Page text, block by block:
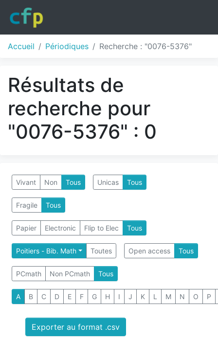
Accueil Périodiques Recherche : "0076-5376"
Résultats de
recherche pour
"0076-5376" : 0
Vivant Non Tous Unicas Tous
Fragile Tous
Papier Electronic Flip to Elec Tous
Poitiers - Bib. Math Toutes Open access Tous
PCmath Non PCmath Tous
A B C D E F G H I J K L M N O P
Exporter au format .csv